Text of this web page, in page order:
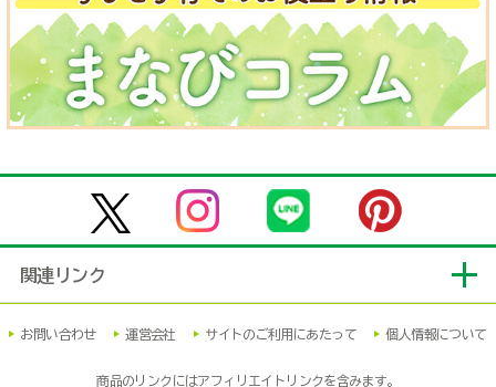
関連リンク
お問い合わせ 運営会社 サイトのご利用にあたって 個人情報について
商品のリンクにはアフィリエイトリンクを含みます。